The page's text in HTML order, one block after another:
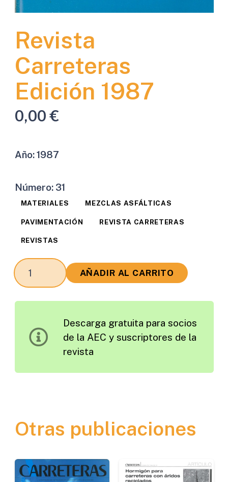
Revista
Carreteras
Edición 1987
0,00€
Año:1987
Número: 31
MATERIALES MEZCLAS ASFÁLTICAS
PAVIMENTACIÓN REVISTA CARRETERAS
REVISTAS
Revista
Carreteras
AÑADIR AL CARRITO
Descarga gratuita para socios
de la AEC y suscriptores de la
revista
Otras publicaciones